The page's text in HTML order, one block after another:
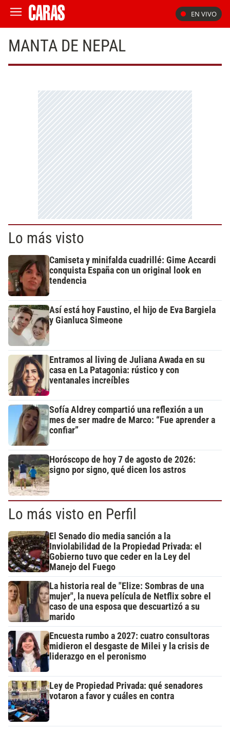
EN VIVO
MANTA DE NEPAL
Lo más visto
Camiseta y minifalda cuadrillé: Gime Accardi
conquista España con un original look en
tendencia
Así está hoy Faustino, el hijo de Eva Bargiela
y Gianluca Simeone
Entramos al living de Juliana Awada en su
casa en La Patagonia: rústico y con
ventanales increíbles
Sofía Aldrey compartió una reflexión a un
mes de ser madre de Marco: “Fue aprender a
confiar”
Horóscopo de hoy 7 de agosto de 2026:
signo por signo, qué dicen los astros
Lo más visto en Perfil
El Senado dio media sanción a la
Inviolabilidad de la Propiedad Privada: el
Gobierno tuvo que ceder en la Ley del
Manejo del Fuego
La historia real de "Elize: Sombras de una
mujer", la nueva película de Netflix sobre el
caso de una esposa que descuartizó a su
marido
Encuesta rumbo a 2027: cuatro consultoras
midieron el desgaste de Milei y la crisis de
liderazgo en el peronismo
Ley de Propiedad Privada: qué senadores
votaron a favor y cuáles en contra